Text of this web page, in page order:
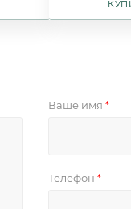
Ваше имя *
Телефон *